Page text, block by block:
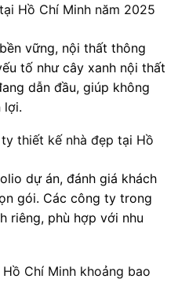
Hồ Chí Minh năm 2025
vững, nội thất thông
tố như cây xanh nội thất
dẫn đầu, giúp không
lợi.
thiết kế nhà đẹp tại Hồ
dự án, đánh giá khách
gói. Các công ty trong
riêng, phù hợp với nhu
Chí Minh khoảng bao